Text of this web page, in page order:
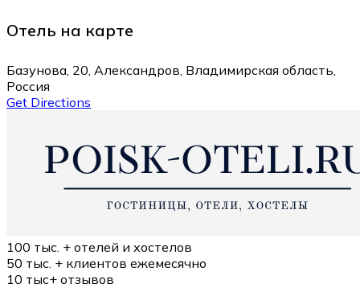
Отель на карте
Базунова, 20, Александров, Владимирская область,
Россия
Get Directions
100 тыс. + отелей и хостелов
50 тыс. + клиентов ежемесячно
10 тыс+ отзывов